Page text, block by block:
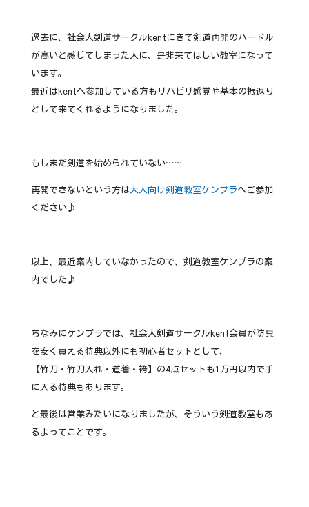
過去に、社会人剣道サークルkentにきて剣道再開のハードル
が高いと感じてしまった人に、是非来てほしい教室になって
います。
最近はkentへ参加している方もリハビリ感覚や基本の振返り
として来てくれるようになりました。
もしまだ剣道を始められていない……
再開できないという方は大人向け剣道教室ケンプラへご参加
ください♪
以上、最近案内していなかったので、剣道教室ケンプラの案
内でした♪
ちなみにケンプラでは、社会人剣道サークルkent会員が防具
を安く買える特典以外にも初心者セットとして、
【竹刀・竹刀入れ・道着・袴】の4点セットも1万円以内で手
に入る特典もあります。
と最後は営業みたいになりましたが、そういう剣道教室もあ
るよってことです。